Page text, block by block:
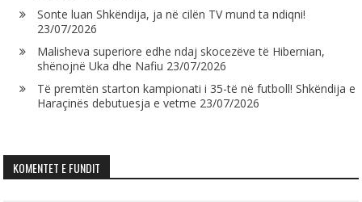
Sonte luan Shkëndija, ja në cilën TV mund ta ndiqni!
23/07/2026
Malisheva superiore edhe ndaj skocezëve të Hibernian,
shënojnë Uka dhe Nafiu 23/07/2026
Të premtën starton kampionati i 35-të në futboll! Shkëndija e
Haraçinës debutuesja e vetme 23/07/2026
KOMENTET E FUNDIT